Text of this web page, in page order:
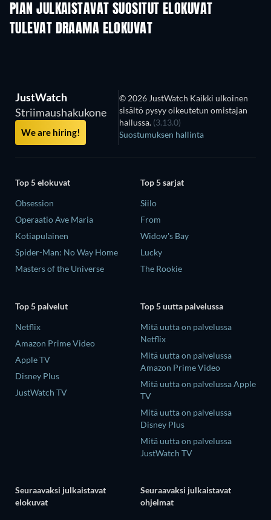
PIAN JULKAISTAVAT SUOSITUT ELOKUVAT
TULEVAT DRAAMA ELOKUVAT
JustWatch
Striimaushakukone
We are hiring!
© 2026 JustWatch Kaikki ulkoinen
sisältö pysyy oikeutetun omistajan
hallussa. (3.13.0)
Suostumuksen hallinta
Top 5 elokuvat
Obsession
Operaatio Ave Maria
Kotiapulainen
Spider-Man: No Way Home
Masters of the Universe
Top 5 sarjat
Siilo
From
Widow's Bay
Lucky
The Rookie
Top 5 palvelut
Netflix
Amazon Prime Video
Apple TV
Disney Plus
JustWatch TV
Top 5 uutta palvelussa
Mitä uutta on palvelussa
Netflix
Mitä uutta on palvelussa
Amazon Prime Video
Mitä uutta on palvelussa Apple
TV
Mitä uutta on palvelussa
Disney Plus
Mitä uutta on palvelussa
JustWatch TV
Seuraavaksi julkaistavat
elokuvat
Seuraavaksi julkaistavat
ohjelmat